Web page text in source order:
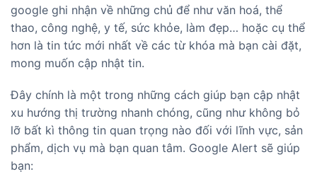
google ghi nhận về những chủ để như văn hoá, thể
thao, công nghệ, y tế, sức khỏe, làm đẹp… hoặc cụ thể
hơn là tin tức mới nhất về các từ khóa mà bạn cài đặt,
mong muốn cập nhật tin.
Đây chính là một trong những cách giúp bạn cập nhật
xu hướng thị trường nhanh chóng, cũng như không bỏ
lỡ bất kì thông tin quan trọng nào đối với lĩnh vực, sản
phẩm, dịch vụ mà bạn quan tâm. Google Alert sẽ giúp
bạn: